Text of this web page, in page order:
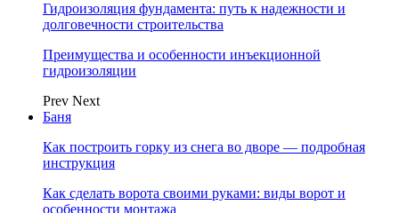
Гидроизоляция фундамента: путь к надежности и
долговечности строительства
Преимущества и особенности инъекционной
гидроизоляции
Prev Next
Баня
Как построить горку из снега во дворе — подробная
инструкция
Как сделать ворота своими руками: виды ворот и
особенности монтажа